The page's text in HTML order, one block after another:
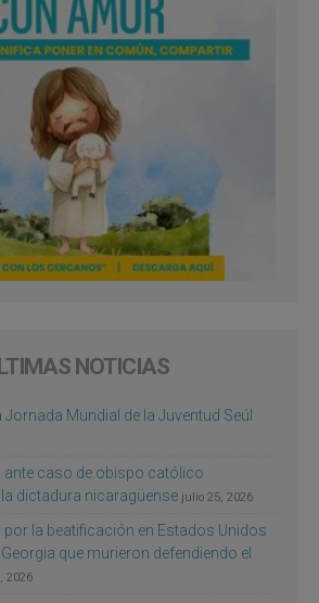
NOTICIAS
Mundial de la Juventud Seúl
ante caso de obispo católico
dictadura nicaragüense julio 25, 2026
por la beatificación en Estados Unidos
que murieron defendiendo el
2026